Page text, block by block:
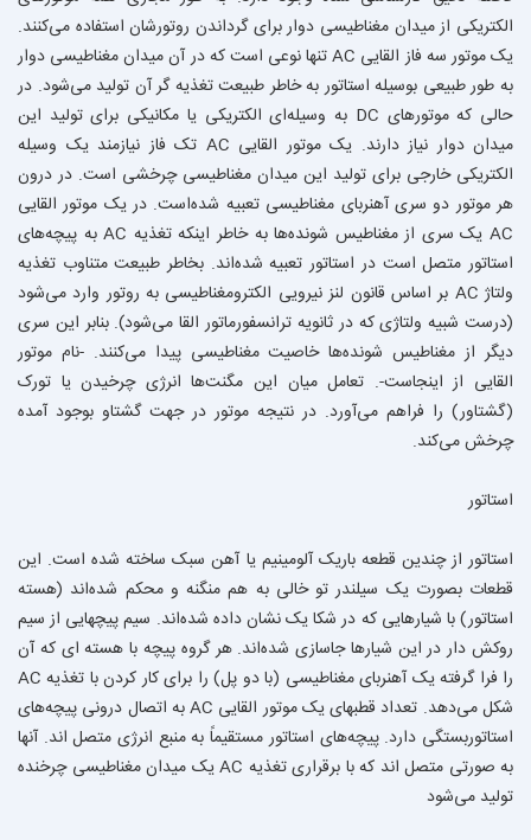
الکتریکی از میدان مغناطیسی دوار برای گرداندن روتورشان استفاده می‌کنند.
یک موتور سه فاز القایی AC تنها نوعی است که در آن میدان مغناطیسی دوار
به طور طبیعی بوسیله استاتور به خاطر طبیعت تغذیه گر آن تولید می‌شود. در
حالی که موتورهای DC به وسیله‌ای الکتریکی یا مکانیکی برای تولید این
میدان دوار نیاز دارند. یک موتور القایی AC تک فاز نیازمند یک وسیله
الکتریکی خارجی برای تولید این میدان مغناطیسی چرخشی است. در درون
هر موتور دو سری آهنربای مغناطیسی تعبیه شده‌است. در یک موتور القایی
AC یک سری از مغناطیس شونده‌ها به خاطر اینکه تغذیه AC به پیچه‌های
استاتور متصل است در استاتور تعبیه شده‌اند. بخاطر طبیعت متناوب تغذیه
ولتاژ AC بر اساس قانون لنز نیرویی الکترومغناطیسی به روتور وارد می‌شود
(درست شبیه ولتاژی که در ثانویه ترانسفورماتور القا می‌شود). بنابر این سری
دیگر از مغناطیس شونده‌ها خاصیت مغناطیسی پیدا می‌کنند. -نام موتور
القایی از اینجاست-. تعامل میان این مگنت‌ها انرژی چرخیدن یا تورک
(گشتاور) را فراهم می‌آورد. در نتیجه موتور در جهت گشتاو بوجود آمده
چرخش می‌کند.
استاتور
استاتور از چندین قطعه باریک آلومینیم یا آهن سبک ساخته شده است. این
قطعات بصورت یک سیلندر تو خالی به هم منگنه و محکم شده‌اند (هسته
استاتور) با شیارهایی که در شکا یک نشان داده شده‌اند. سیم پیچهایی از سیم
روکش دار در این شیارها جاسازی شده‌اند. هر گروه پیچه با هسته ای که آن
را فرا گرفته یک آهنربای مغناطیسی (با دو پل) را برای کار کردن با تغذیه AC
شکل می‌دهد. تعداد قطبهای یک موتور القایی AC به اتصال درونی پیچه‌های
استاتوربستگی دارد. پیچه‌های استاتور مستقیماً به منبع انرژی متصل اند. آنها
به صورتی متصل اند که با برقراری تغذیه AC یک میدان مغناطیسی چرخنده
تولید می‌شود